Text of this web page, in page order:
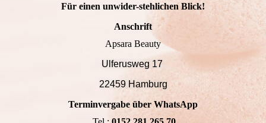
Für einen unwider-stehlichen Blick!
Anschrift
Apsara Beauty
Ulferusweg 17
22459 Hamburg
Terminvergabe über WhatsApp